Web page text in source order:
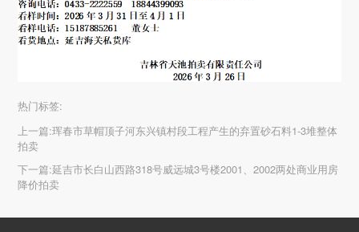
热门标签:
上一篇:珲春市草帽顶子河东兴镇村段工程产生的弃置砂石料1-3堆整体
拍卖
下一篇:延吉市长白山西路318号威远城3号楼2001、2002两处商业用房
降价拍卖